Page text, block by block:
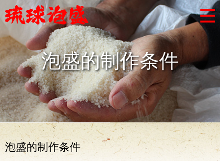
泡盛的制作条件
泡盛的制作条件